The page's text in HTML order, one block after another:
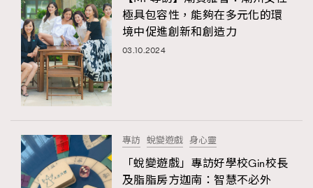
FigaroDigitalCover
FigaroExhibition 12
FigaroExpert
FigaroHub
FigaroIcon
FigaroInsight 156
法國五月French May專訪四位香港文藝代表
極具包容性，能夠在多元化的環
境中促進創新和創造力
03.10.2024
專訪 蛻變遊戲 身心靈
「蛻變遊戲」專訪好學校Gin校長
及脂脂房方迦南：智慧不必外